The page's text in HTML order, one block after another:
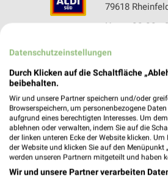
79618
Heute 08:00 -
Datenschutzeinstellungen
Durch Klicken auf die Schaltfläche
beibehalten.
Wir und unsere Partner speichern und/oder
Browserspeichern, um personenbezogene
aufgrund eines berechtigten Interesses. Um
ablehnen oder verwalten, indem Sie auf die
der linken unteren Ecke der Website klicken.
der Website und klicken Sie auf den Menüpunkt
werden unseren Partnern mitgeteilt und haben
Wir und unsere Partner verarbeiten